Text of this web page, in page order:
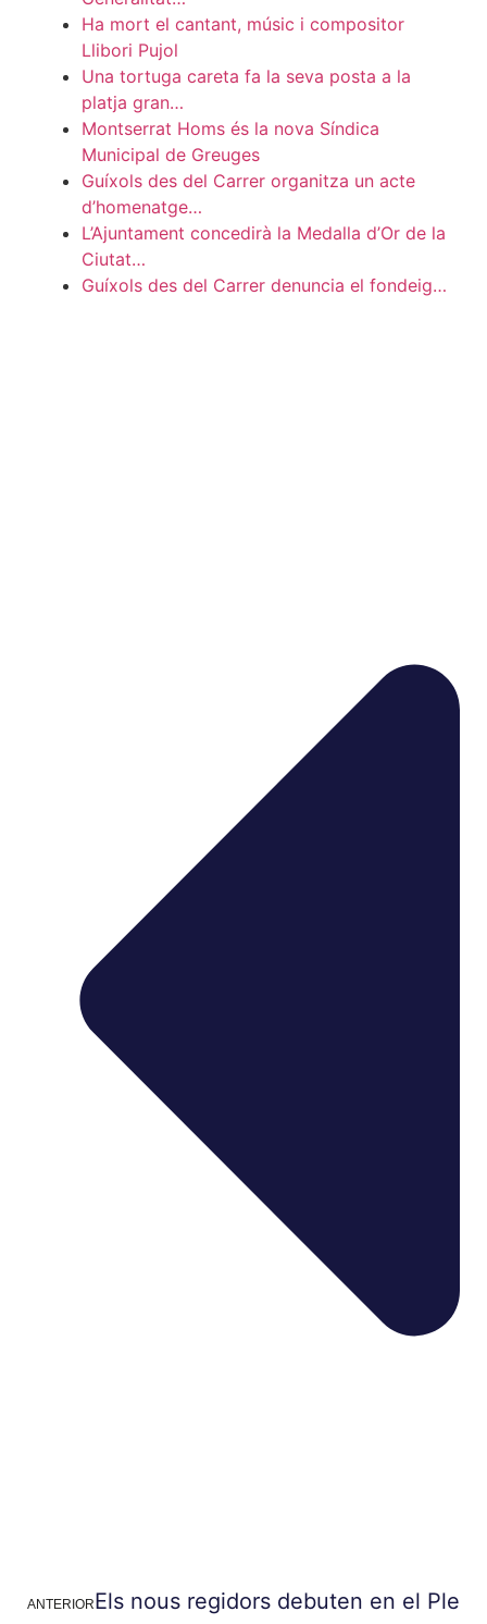
Ha mort el cantant, músic i compositor
Llibori Pujol
Una tortuga careta fa la seva posta a la
platja gran…
Montserrat Homs és la nova Síndica
Municipal de Greuges
Guíxols des del Carrer organitza un acte
d’homenatge…
L’Ajuntament concedirà la Medalla d’Or de la
Ciutat…
Guíxols des del Carrer denuncia el fondeig…
ANTERIOREls nous regidors debuten en el Ple